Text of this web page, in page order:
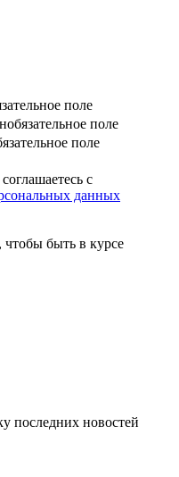
поле
обязательное поле
поле
с
данных
чтобы быть в курсе
последних новостей